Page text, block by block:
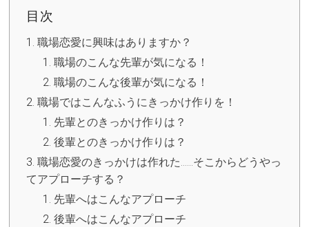
目次
職場恋愛に興味はありますか？
職場のこんな先輩が気になる！
職場のこんな後輩が気になる！
職場ではこんなふうにきっかけ作りを！
先輩とのきっかけ作りは？
後輩とのきっかけ作りは？
職場恋愛のきっかけは作れた……そこからどうやっ
てアプローチする？
先輩へはこんなアプローチ
後輩へはこんなアプローチ